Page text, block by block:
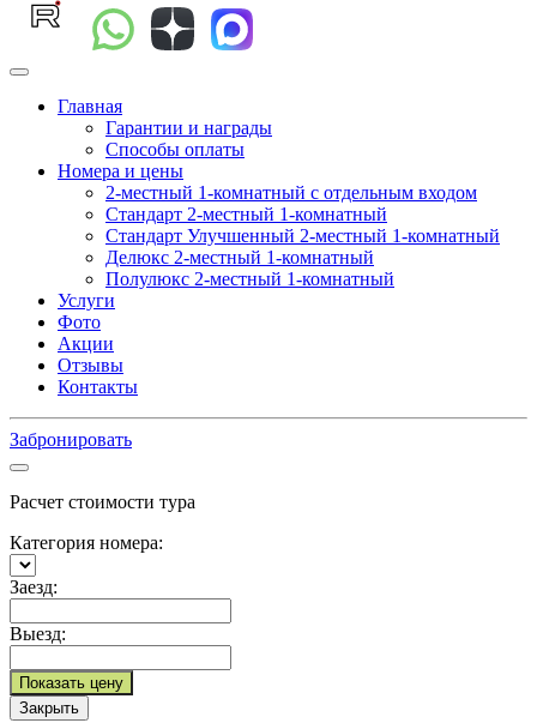
Главная
Гарантии и награды
Способы оплаты
Номера и цены
2-местный 1-комнатный с отдельным входом
Стандарт 2-местный 1-комнатный
Стандарт Улучшенный 2-местный 1-комнатный
Делюкс 2-местный 1-комнатный
Полулюкс 2-местный 1-комнатный
Услуги
Фото
Акции
Отзывы
Контакты
Забронировать
Расчет стоимости тура
Категория номера:
Заезд:
Выезд:
Показать цену
Закрыть